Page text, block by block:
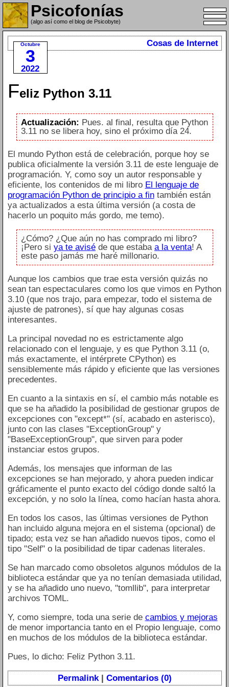
Psicofonías
(algo así como el blog de Psicobyte)
Octubre
3
2022
Cosas de Internet
Feliz Python 3.11
Actualización: Pues. al final, resulta que Python
3.11 no se libera hoy, sino el próximo día 24.
El mundo Python está de celebración, porque hoy se
publica oficialmente la versión 3.11 de este lenguaje de
programación. Y, como soy un autor responsable y
eficiente, los contenidos de mi libro El lenguaje de
programación Python de principio a fintambién están
ya actualizados a esta última versión (a costa de
hacerlo un poquito más gordo, me temo).
¿Cómo? ¿Que aún no has comprado mi libro?
¡Pero si ya te avisé de que estaba a la venta! A
este paso jamás me haré millonario.
Aunque los cambios que trae esta versión quizás no
sean tan espectaculares como los que vimos en Python
3.10 (que nos trajo, para empezar, todo el sistema de
ajuste de patrones), sí que hay algunas cosas
interesantes.
La principal novedad no es estrictamente algo
relacionado con el lenguaje, y es que Python 3.11 (o,
más exactamente, el intérprete CPython) es
sensiblemente más rápido y eficiente que las versiones
precedentes.
En cuanto a la sintaxis en sí, el cambio más notable es
que se ha añadido la posibilidad de gestionar grupos de
excepciones con "except*" (sí, acabado en asterisco),
junto con las clases "ExceptionGroup" y
"BaseExceptionGroup", que sirven para poder
instanciar estos grupos.
Además, los mensajes que informan de las
excepciones se han mejorado, y ahora pueden indicar
gráficamente el punto exacto del código donde saltó la
excepción, y no solo la línea, como hacían hasta ahora.
En todos los casos, las últimas versiones de Python
han incluido alguna mejora en el sistema (opcional) de
tipado; esta vez se han añadido nuevos tipos, como el
tipo "Self" o la posibilidad de tipar cadenas literales.
Se han marcado como obsoletos algunos módulos de la
biblioteca estándar que ya no tenían demasiada utilidad,
y se ha añadido uno nuevo, "tomllib", para interpretar
archivos TOML.
Y, como siempre, toda una serie de cambios y mejoras
de menor importancia tanto en el Propio lenguaje, como
en muchos de los módulos de la biblioteca estándar.
Pues, lo dicho: Feliz Python 3.11.
Permalink| Comentarios (0)